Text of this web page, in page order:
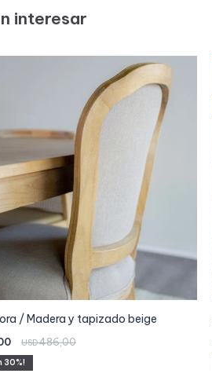
interesar
/ Madera y tapizado beige
USD486,00
30